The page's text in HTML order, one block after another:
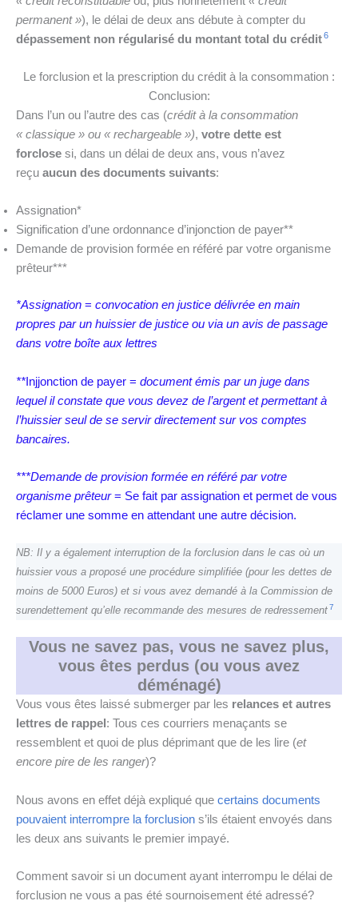
permanent »), le délai de deux ans débute à compter du
dépassement non régularisé du montant total du crédit6
Le forclusion et la prescription du crédit à la consommation :
Conclusion:
Dans l’un ou l’autre des cas (crédit à la consommation
« classique » ou « rechargeable »), votre dette est
forclose si, dans un délai de deux ans, vous n’avez
reçu aucun des documents suivants:
Assignation*
Signification d’une ordonnance d’injonction de payer**
Demande de provision formée en référé par votre organisme
prêteur***
*Assignation = convocation en justice délivrée en main
propres par un huissier de justice ou via un avis de passage
dans votre boîte aux lettres
** Injjonction de payer = document émis par un juge dans
lequel il constate que vous devez de l’argent et permettant à
l’huissier seul de se servir directement sur vos comptes
bancaires.
***Demande de provision formée en référé par votre
organisme prêteur= Se fait par assignation et permet de vous
réclamer une somme en attendant une autre décision.
NB: Il y a également interruption de la forclusion dans le cas où un
huissier vous a proposé une procédure simplifiée (pour les dettes de
moins de 5000 Euros) et si vous avez demandé à la Commission de
surendettement qu’elle recommande des mesures de redressement7
Vous ne savez pas, vous ne savez plus,
vous êtes perdus (ou vous avez
déménagé)
Vous vous êtes laissé submerger par les relances et autres
lettres de rappel : Tous ces courriers menaçants se
ressemblent et quoi de plus déprimant que de les lire (et
encore pire de les ranger)?
Nous avons en effet déjà expliqué que certains documents
pouvaient interrompre la forclusion s’ils étaient envoyés dans
les deux ans suivants le premier impayé.
Comment savoir si un document ayant interrompu le délai de
forclusion ne vous a pas été sournoisement été adressé?